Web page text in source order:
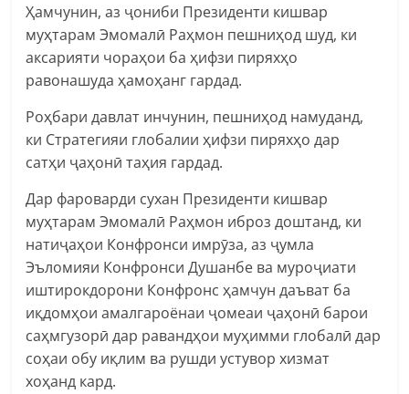
Ҳамчунин, аз ҷониби Президенти кишвар
муҳтарам Эмомалӣ Раҳмон пешниҳод шуд, ки
аксарияти чораҳои ба ҳифзи пиряхҳо
равонашуда ҳамоҳанг гардад.
Роҳбари давлат инчунин, пешниҳод намуданд,
ки Стратегияи глобалии ҳифзи пиряхҳо дар
сатҳи ҷаҳонӣ таҳия гардад.
Дар фароварди сухан Президенти кишвар
муҳтарам Эмомалӣ Раҳмон иброз доштанд, ки
натиҷаҳои Конфронси имрӯза, аз ҷумла
Эъломияи Конфронси Душанбе ва муроҷиати
иштирокдорони Конфронс ҳамчун даъват ба
иқдомҳои амалгароёнаи ҷомеаи ҷаҳонӣ барои
саҳмгузорӣ дар равандҳои муҳимми глобалӣ дар
соҳаи обу иқлим ва рушди устувор хизмат
хоҳанд кард.